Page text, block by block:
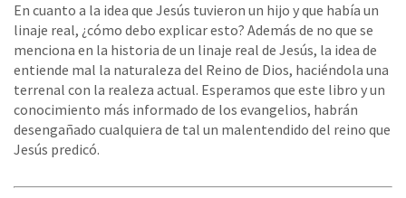
En cuanto a la idea que Jesús tuvieron un hijo y que había un
linaje real, ¿cómo debo explicar esto? Además de no que se
menciona en la historia de un linaje real de Jesús, la idea de
entiende mal la naturaleza del Reino de Dios, haciéndola una
terrenal con la realeza actual. Esperamos que este libro y un
conocimiento más informado de los evangelios, habrán
desengañado cualquiera de tal un malentendido del reino que
Jesús predicó.